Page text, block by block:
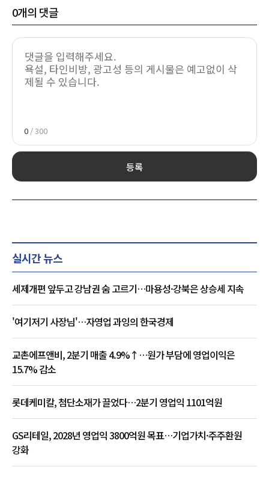
0개의 댓글
0 / 300
등록
실시간 뉴스
세제개편 앞두고 강남권 숨 고르기…마용성·강북은 상승세 지속
'여기저기 사장님'…자영업 과잉의 한국경제
교촌에프앤비, 2분기 매출 4.9%↑…원가 부담에 영업이익은
15.7% 감소
롯데케미칼, 첨단소재가 끌었다…2분기 영업익 1101억원
GS리테일, 2028년 영업익 3800억원 목표…기업가치·주주환원
강화